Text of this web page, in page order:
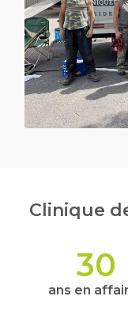
Clinique
ans en
30